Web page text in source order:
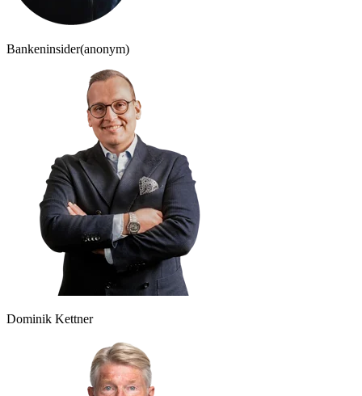
Bankeninsider(anonym)
Dominik Kettner